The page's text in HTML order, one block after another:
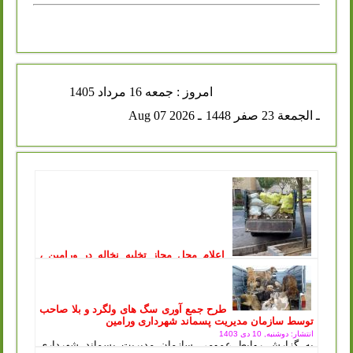
امروز : جمعه 16 مرداد 1405
ـ الجمعة 23 صفر 1448
ـ Aug 07 2026
اعلام محل مجاز تخلیه نخاله در ورامین ،
توقیف خودروهای متخلف در پی آن
انتشار: یکشنبه, 11 مرداد 1405
سازمان مدیریت پسماند شهرداری ورامین طی اطلاعیه‌ای، محل
جدید و مجاز تخلیه پسماندهای عمرانی و ساختمانی را اعلام کرد
و هشدار داد که...ادامه مطلب ..
طرح جمع آوری سگ های ولگرد و بلا صاحب
توسط سازمان مدیریت پسماند شهرداری ورامین
انتشار: دوشنبه, 10 دی 1403
به گزارش روابط عمومی سازمان مدیریت پسماند شهرداری